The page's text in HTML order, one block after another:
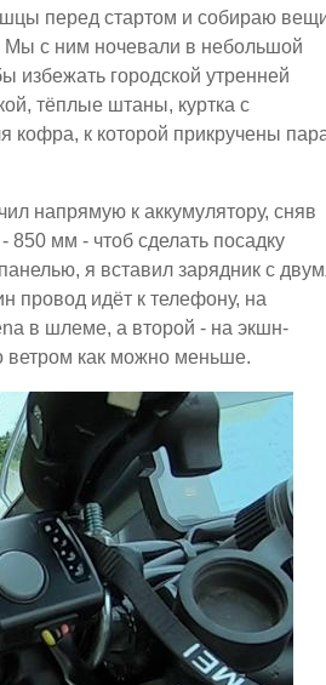
перед стартом и собираю
Мы с ним ночевали в небольшой
избежать городской утренней
тёплые штаны, куртка с
кофра, к которой прикручены
напрямую к аккумулятору, сняв
850 мм - чтоб сделать посадку
я вставил зарядник с
провод идёт к телефону, на
в шлеме, а второй - на экшн-
ветром как можно меньше.